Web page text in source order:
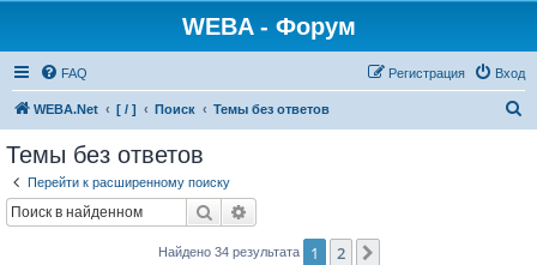
WEBA - Форум
FAQ Вход
Регистрация
WEBA.Net [ / ] Поиск Темы без ответов
Темы без ответов
Перейти к расширенному поиску
Поиск
Найдено 34 результата 1 2